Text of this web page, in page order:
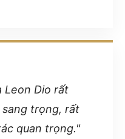
Leon Dio rất
trọng, rất
quan trọng."